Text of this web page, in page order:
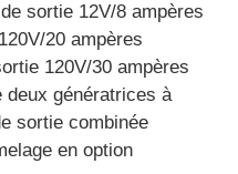
sortie 12V/8 ampères
20 ampères
120V/30 ampères
deux génératrices à
sortie combinée
en option